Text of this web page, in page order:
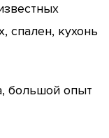
спален, кухонь
большой опыт